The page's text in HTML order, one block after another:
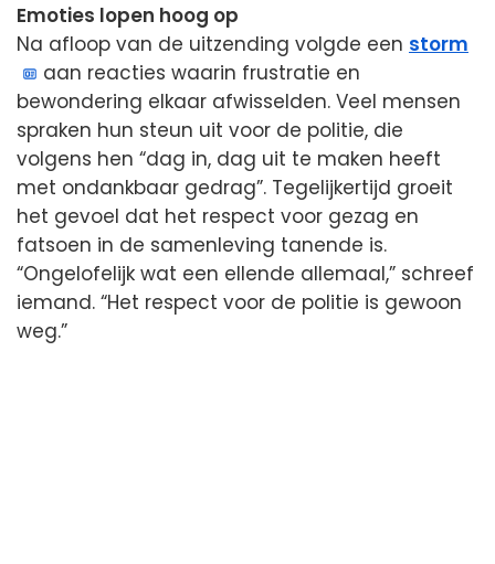
Emoties lopen hoog op
Na afloop van de uitzending volgde een storm
aan reacties waarin frustratie en
bewondering elkaar afwisselden. Veel mensen
spraken hun steun uit voor de politie, die
volgens hen “dag in, dag uit te maken heeft
met ondankbaar gedrag”. Tegelijkertijd groeit
het gevoel dat het respect voor gezag en
fatsoen in de samenleving tanende is.
“Ongelofelijk wat een ellende allemaal,” schreef
iemand. “Het respect voor de politie is gewoon
weg.”